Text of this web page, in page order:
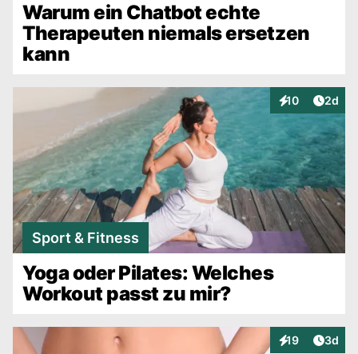
Warum ein Chatbot echte
Therapeuten niemals ersetzen
kann
10
Interaktionen
2d
Sport & Fitness
Yoga oder Pilates: Welches
Workout passt zu mir?
19
Interaktionen
3d